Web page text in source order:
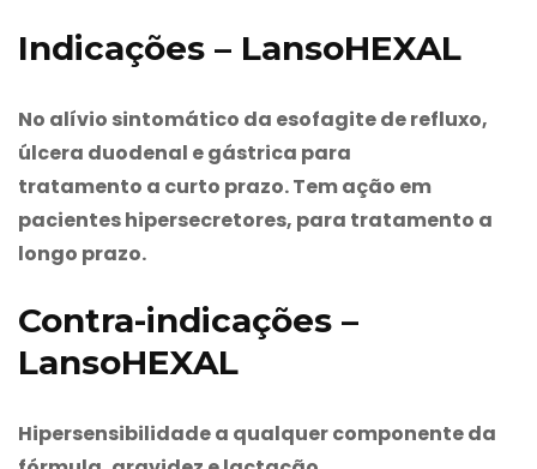
Indicações – LansoHEXAL
No alívio sintomático da esofagite de refluxo,
úlcera duodenal e gástrica para
tratamento a curto prazo. Tem ação em
pacientes hipersecretores, para tratamento a
longo prazo.
Contra-indicações –
LansoHEXAL
Hipersensibilidade a qualquer componente da